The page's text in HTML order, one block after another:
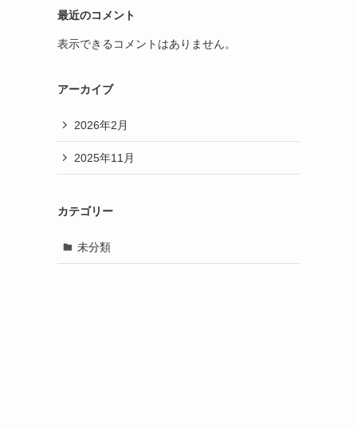
最近のコメント
表示できるコメントはありません。
アーカイブ
2026年2月
2025年11月
カテゴリー
未分類